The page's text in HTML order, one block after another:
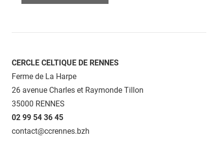
CERCLE CELTIQUE DE RENNES
Ferme de La Harpe
26 avenue Charles et Raymonde Tillon
35000 RENNES
02 99 54 36 45
contact@ccrennes.bzh